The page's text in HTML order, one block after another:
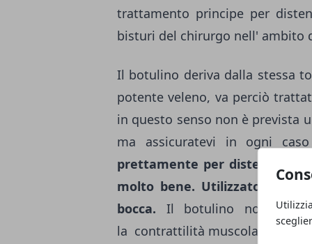
trattamento principe per
bisturi del chirurgo nell' ambito
Il botulino deriva dalla stessa
potente veleno, va perciò
in questo senso non è prevista
ma assicuratevi in ogni
prettamente per distendere
molto bene. Utilizzato
bocca. Il botulino non
la contrattilità muscolare.